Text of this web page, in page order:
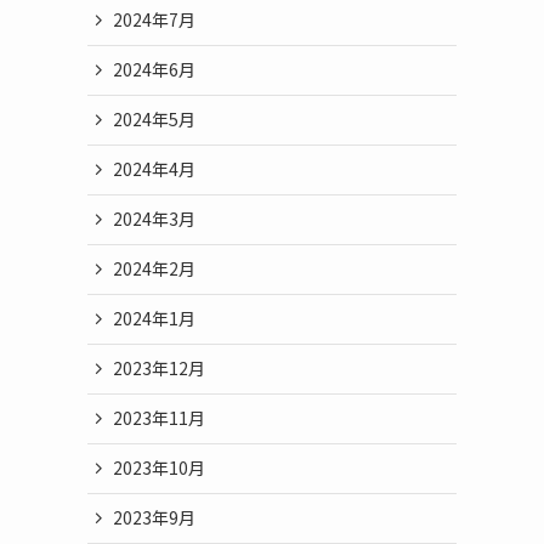
2024年7月
2024年6月
2024年5月
2024年4月
2024年3月
2024年2月
2024年1月
2023年12月
2023年11月
2023年10月
2023年9月